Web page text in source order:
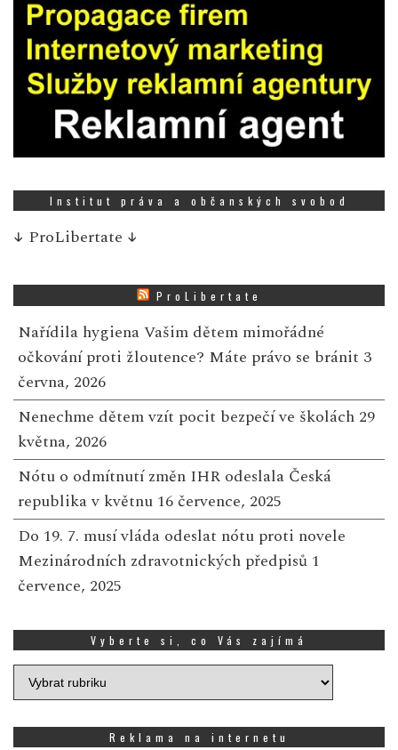
Institut práva a občanských svobod
↓ ProLibertate ↓
ProLibertate
Nařídila hygiena Vašim dětem mimořádné
očkování proti žloutence? Máte právo se bránit 3
června, 2026
Nenechme dětem vzít pocit bezpečí ve školách 29
května, 2026
Nótu o odmítnutí změn IHR odeslala Česká
republika v květnu 16 července, 2025
Do 19. 7. musí vláda odeslat nótu proti novele
Mezinárodních zdravotnických předpisů 1
července, 2025
Vyberte si, co Vás zajímá
Vyberte
si,
Reklama na internetu